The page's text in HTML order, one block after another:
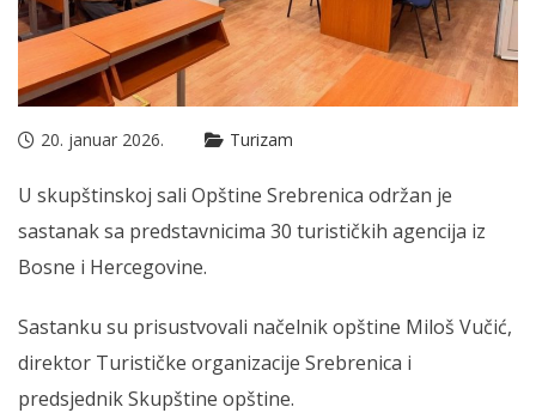
20. januar 2026. Turizam
U skupštinskoj sali Opštine Srebrenica održan je
sastanak sa predstavnicima 30 turističkih agencija iz
Bosne i Hercegovine.
Sastanku su prisustvovali načelnik opštine Miloš Vučić,
direktor Turističke organizacije Srebrenica i
predsjednik Skupštine opštine.